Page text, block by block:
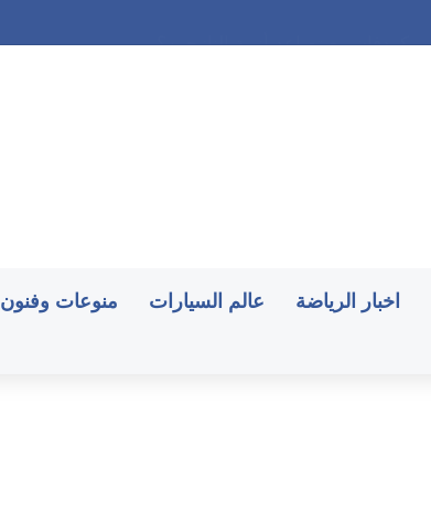
اخبار الرياضة عالم السيارات منوعات وفنون